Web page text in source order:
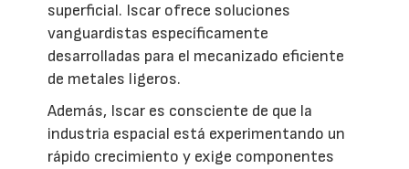
superficial. Iscar ofrece soluciones
vanguardistas específicamente
desarrolladas para el mecanizado eficiente
de metales ligeros.
Además, Iscar es consciente de que la
industria espacial está experimentando un
rápido crecimiento y exige componentes